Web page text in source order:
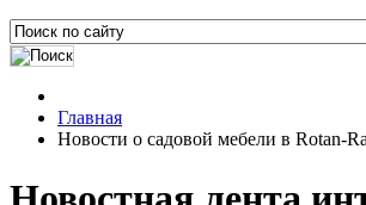
Главная
Новости о садовой мебели в Rotan-